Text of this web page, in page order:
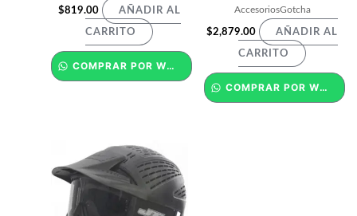
$819.00 AÑADIR AL
CARRITO
COMPRAR POR WHATSAPP
AccesoriosGotcha
$2,879.00 AÑADIR AL
CARRITO
COMPRAR POR WHATSAPP